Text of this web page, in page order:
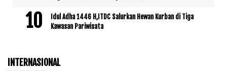
Idul Adha 1446 H,ITDC Salurkan Hewan Kurban di Tiga
Kawasan Pariwisata
INTERNASIONAL